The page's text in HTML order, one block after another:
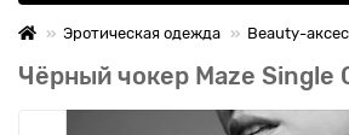
Эротическая одежда Beauty-
Чёрный чокер Maze Single